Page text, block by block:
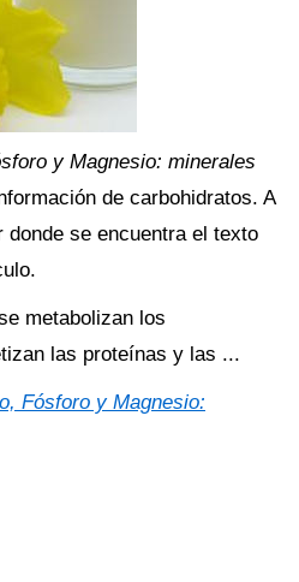
y Magnesio: minerales
de carbohidratos. A
donde se encuentra el texto
metabolizan los
las proteínas y las ...
Fósforo y Magnesio: